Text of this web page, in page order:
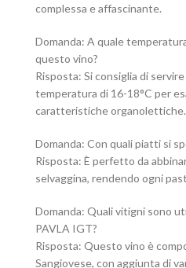
complessa e affascinante.
Domanda: A quale
questo vino?
Risposta: Si consiglia di servire
temperatura di 16-18°C per
caratteristiche organolettiche.
Domanda: Con quali piatti si
Risposta: È perfetto da
selvaggina, rendendo ogni
Domanda: Quali vitigni sono
PAVLA IGT?
Risposta: Questo vino è
Sangiovese, con aggiunta di